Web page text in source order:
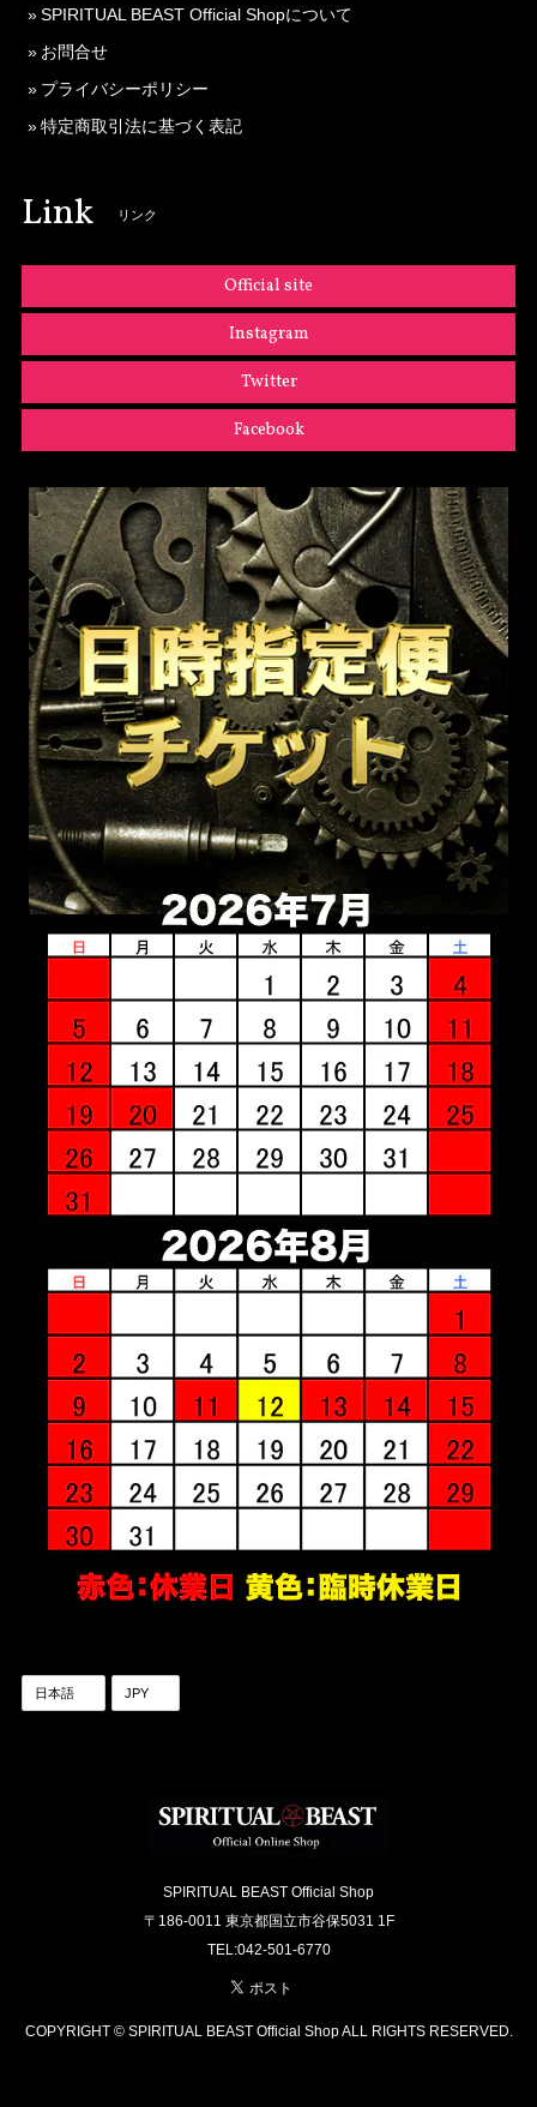
SPIRITUAL BEAST Official Shopについて
お問合せ
プライバシーポリシー
特定商取引法に基づく表記
Link リンク
Official site
Instagram
Twitter
Facebook
SPIRITUAL BEAST Official Shop
〒186-0011 東京都国立市谷保5031 1F
TEL:042-501-6770
COPYRIGHT © SPIRITUAL BEAST Official Shop ALL RIGHTS RESERVED.